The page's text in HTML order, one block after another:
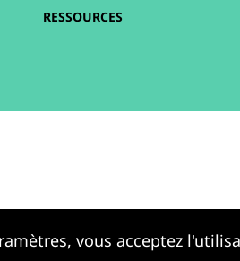
RESSOURCES
vous acceptez